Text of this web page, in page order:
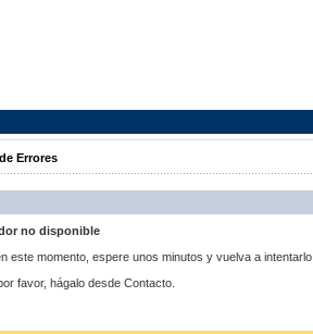
Errores
no disponible
este momento, espere unos minutos y vuelva a intentarlo.
favor, hágalo desde Contacto.